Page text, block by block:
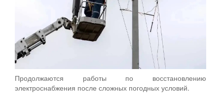
Продолжаются работы по восстановлению
электроснабжения после сложных погодных условий.